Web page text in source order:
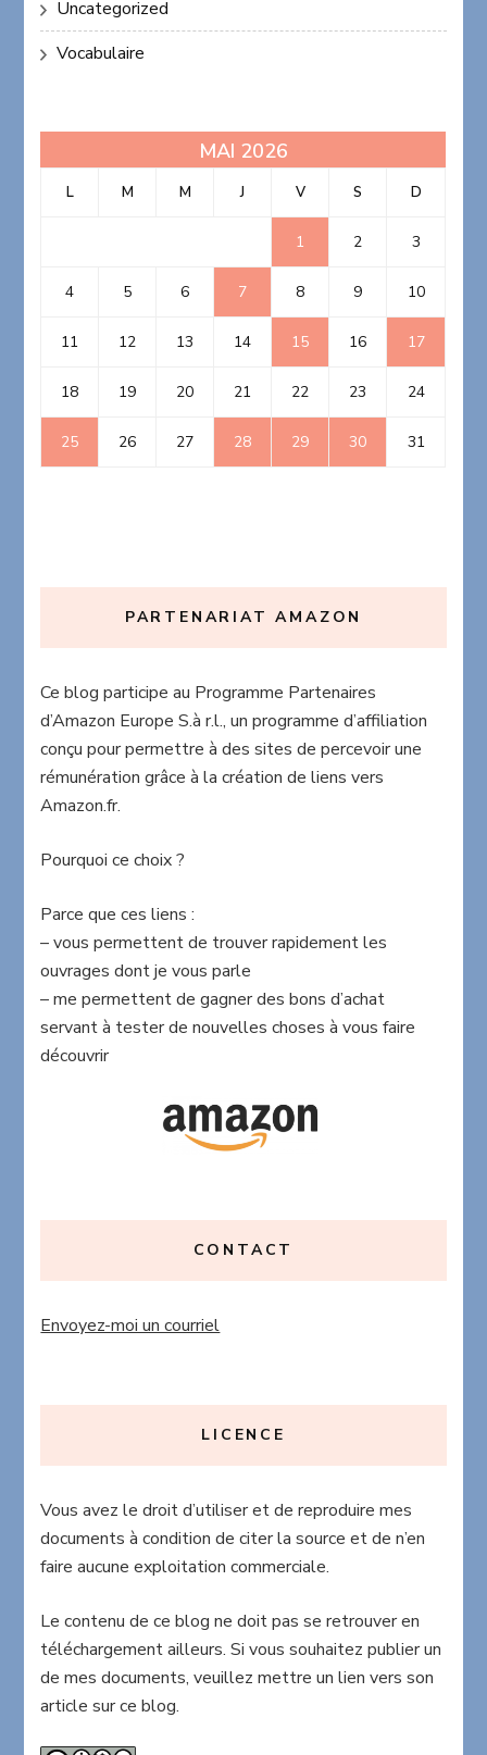
Uncategorized
Vocabulaire
MAI 2026
L M M J V S D
1 2 3
4 5 6 7 8 9 10
11 12 13 14 15 16 17
18 19 20 21 22 23 24
25 26 27 28 29 30 31
PARTENARIAT AMAZON
Ce blog participe au Programme Partenaires
d’Amazon Europe S.à r.l., un programme d’affiliation
conçu pour permettre à des sites de percevoir une
rémunération grâce à la création de liens vers
Amazon.fr.
Pourquoi ce choix ?
Parce que ces liens :
– vous permettent de trouver rapidement les
ouvrages dont je vous parle
– me permettent de gagner des bons d’achat
servant à tester de nouvelles choses à vous faire
découvrir
CONTACT
Envoyez-moi un courriel
LICENCE
Vous avez le droit d’utiliser et de reproduire mes
documents à condition de citer la source et de n’en
faire aucune exploitation commerciale.
Le contenu de ce blog ne doit pas se retrouver en
téléchargement ailleurs. Si vous souhaitez publier un
de mes documents, veuillez mettre un lien vers son
article sur ce blog.